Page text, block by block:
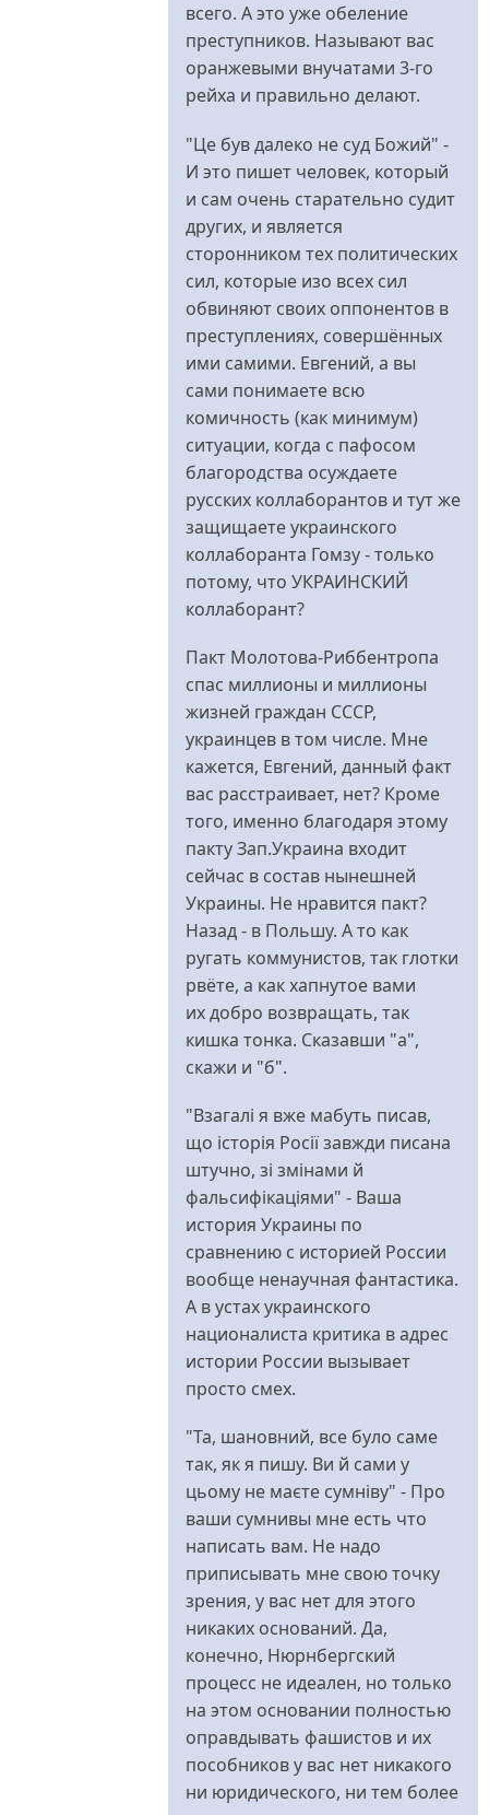
всего. А это уже обеление
преступников. Называют вас
оранжевыми внучатами 3-го
рейха и правильно делают.
"Це був далеко не суд Божий" -
И это пишет человек, который
и сам очень старательно судит
других, и является
сторонником тех политических
сил, которые изо всех сил
обвиняют своих оппонентов в
преступлениях, совершённых
ими самими. Евгений, а вы
сами понимаете всю
комичность (как минимум)
ситуации, когда с пафосом
благородства осуждаете
русских коллаборантов и тут же
защищаете украинского
коллаборанта Гомзу - только
потому, что УКРАИНСКИЙ
коллаборант?
Пакт Молотова-Риббентропа
спас миллионы и миллионы
жизней граждан СССР,
украинцев в том числе. Мне
кажется, Евгений, данный факт
вас расстраивает, нет? Кроме
того, именно благодаря этому
пакту Зап.Украина входит
сейчас в состав нынешней
Украины. Не нравится пакт?
Назад - в Польшу. А то как
ругать коммунистов, так глотки
рвёте, а как хапнутое вами
их добро возвращать, так
кишка тонка. Сказавши "а",
скажи и "б".
"Взагалі я вже мабуть писав,
що історія Росії завжди писана
штучно, зі змінами й
фальсифікаціями" - Ваша
история Украины по
сравнению с историей России
вообще ненаучная фантастика.
А в устах украинского
националиста критика в адрес
истории России вызывает
просто смех.
"Та, шановний, все було саме
так, як я пишу. Ви й сами у
цьому не маєте сумніву" - Про
ваши сумнивы мне есть что
написать вам. Не надо
приписывать мне свою точку
зрения, у вас нет для этого
никаких оснований. Да,
конечно, Нюрнбергский
процесс не идеален, но только
на этом основании полностью
оправдывать фашистов и их
пособников у вас нет никакого
ни юридического, ни тем более